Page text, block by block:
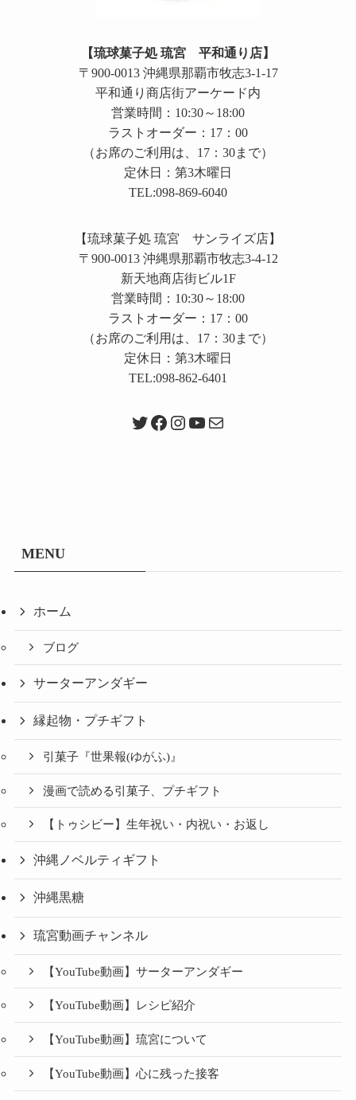
【琉球菓子処 琉宮 平和通り店】
〒900-0013 沖縄県那覇市牧志3-1-17
平和通り商店街アーケード内
営業時間：10:30～18:00
ラストオーダー：17：00
（お席のご利用は、17：30まで）
定休日：第3木曜日
TEL:098-869-6040
【琉球菓子処 琉宮 サンライズ店】
〒900-0013 沖縄県那覇市牧志3-4-12
新天地商店街ビル1F
営業時間：10:30～18:00
ラストオーダー：17：00
（お席のご利用は、17：30まで）
定休日：第3木曜日
TEL:098-862-6401
Twitter
Facebook
Instagram
YouTube
メール
MENU
ホーム
ブログ
サーターアンダギー
縁起物・プチギフト
引菓子『世果報(ゆがふ)』
漫画で読める引菓子、プチギフト
【トゥシビー】生年祝い・内祝い・お返し
沖縄ノベルティギフト
沖縄黒糖
琉宮動画チャンネル
【YouTube動画】サーターアンダギー
【YouTube動画】レシピ紹介
【YouTube動画】琉宮について
【YouTube動画】心に残った接客